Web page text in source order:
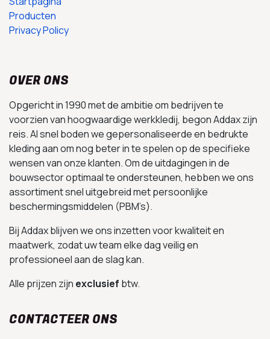
Producten
Privacy Policy
OVER ONS
Opgericht in 1990 met de ambitie om bedrijven te
voorzien van hoogwaardige werkkledij, begon Addax zijn
reis. Al snel boden we gepersonaliseerde en bedrukte
kleding aan om nog beter in te spelen op de specifieke
wensen van onze klanten. Om de uitdagingen in de
bouwsector optimaal te ondersteunen, hebben we ons
assortiment snel uitgebreid met persoonlijke
beschermingsmiddelen (PBM’s).
Bij Addax blijven we ons inzetten voor kwaliteit en
maatwerk, zodat uw team elke dag veilig en
professioneel aan de slag kan.
Alle prijzen zijn exclusief btw.
CONTACTEER ONS